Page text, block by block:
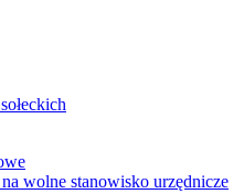
wolne stanowisko urzędnicze